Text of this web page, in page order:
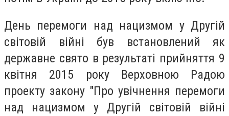
День перемоги над нацизмом у Другій
світовій війні був встановлений як
державне свято в результаті прийняття 9
квітня 2015 року Верховною Радою
проекту закону "Про увічнення перемоги
над нацизмом у Другій світовій війні